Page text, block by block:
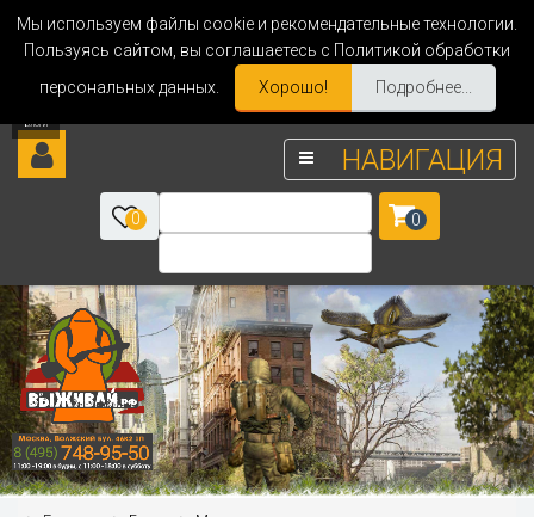
Мы используем файлы cookie и рекомендательные технологии.
Пользуясь сайтом, вы соглашаетесь с Политикой обработки
персональных данных.
Хорошо! Подробнее...
НАВИГАЦИЯ
0 0